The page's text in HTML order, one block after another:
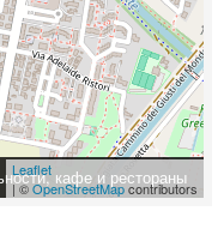
Leaflet
| ©OpenStreetMapcontributors
кафе и рестораны